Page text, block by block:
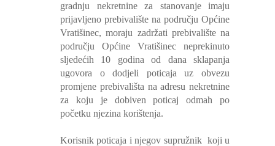
gradnju nekretnine za stanovanje imaju
prijavljeno prebivalište na području Općine
Vratišinec, moraju zadržati prebivalište na
području Općine Vratišinec neprekinuto
sljedećih 10 godina od dana sklapanja
ugovora o dodjeli poticaja uz obvezu
promjene prebivališta na adresu nekretnine
za koju je dobiven poticaj odmah po
početku njezina korištenja.
Korisnik poticaja i njegov supružnik koji u